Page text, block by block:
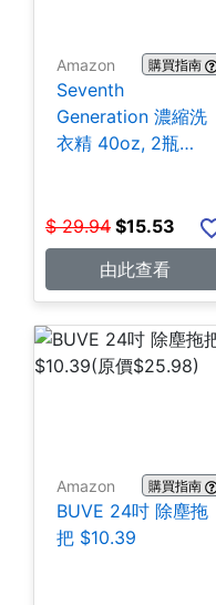
Amazon 購買指南
Seventh
Generation 濃縮洗
衣精 40oz, 2瓶
$ 29.94 $15.53
由此查看
Amazon 購買指南
BUVE 24吋 除塵拖
把 $10.39